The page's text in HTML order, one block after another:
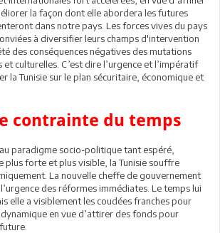
la façon dont elle abordera les futures
dans notre pays. Les forces vives du pays
à diversifier leurs champs d'intervention
des conséquences négatives des mutations
culturelles. C’est dire l’urgence et l’impératif
la Tunisie sur le plan sécuritaire, économique et
contrainte du temps
paradigme socio-politique tant espéré,
plus forte et plus visible, la Tunisie souffre
La nouvelle cheffe de gouvernement
des réformes immédiates. Le temps lui
elle a visiblement les coudées franches pour
en vue d’attirer des fonds pour